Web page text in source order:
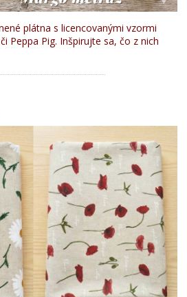
plátna s licencovanými vzormi
Peppa Pig. Inšpirujte sa, čo z nich